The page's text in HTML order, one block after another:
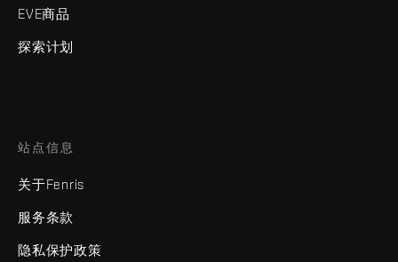
EVE商品
探索计划
站点信息
关于Fenris
服务条款
隐私保护政策